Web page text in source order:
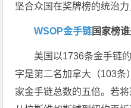
坚合众国在奖牌榜的统治
WSOP金手链国家榜谁
美国以1736条金手链
字是第二名加拿大（103条
家金手链总数的五倍。若